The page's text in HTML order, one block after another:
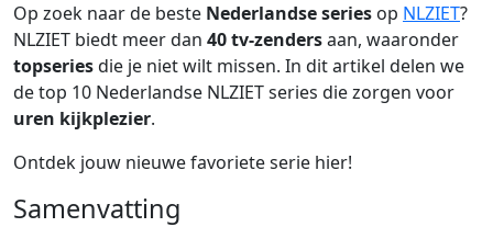
Op zoek naar de beste Nederlandse series op NLZIET?
NLZIET biedt meer dan 40 tv-zendersaan, waaronder
topseriesdie je niet wilt missen. In dit artikel delen we
de top 10 Nederlandse NLZIET series die zorgen voor
uren kijkplezier.
Ontdek jouw nieuwe favoriete serie hier!
Samenvatting